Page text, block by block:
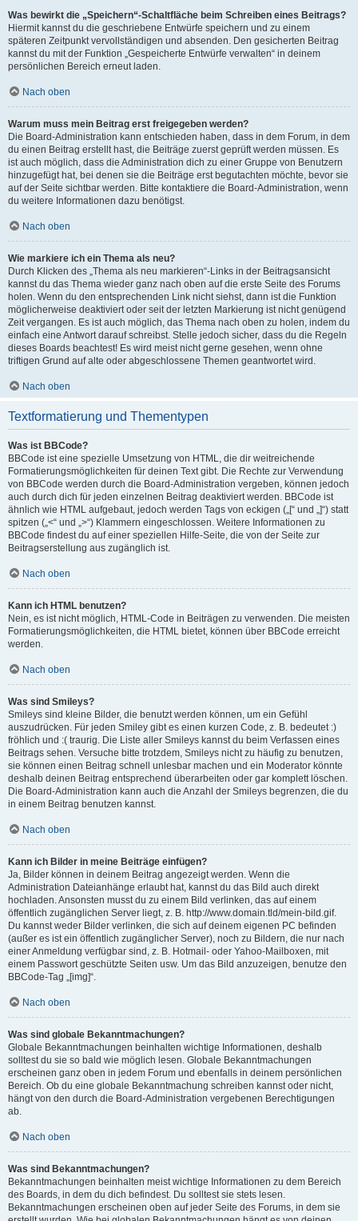
Was bewirkt die „Speichern“-Schaltfläche beim Schreiben eines Beitrags?
Hiermit kannst du die geschriebene Entwürfe speichern und zu einem
späteren Zeitpunkt vervollständigen und absenden. Den gesicherten Beitrag
kannst du mit der Funktion „Gespeicherte Entwürfe verwalten“ in deinem
persönlichen Bereich erneut laden.
Nach oben
Warum muss mein Beitrag erst freigegeben werden?
Die Board-Administration kann entschieden haben, dass in dem Forum, in dem
du einen Beitrag erstellt hast, die Beiträge zuerst geprüft werden müssen. Es
ist auch möglich, dass die Administration dich zu einer Gruppe von Benutzern
hinzugefügt hat, bei denen sie die Beiträge erst begutachten möchte, bevor sie
auf der Seite sichtbar werden. Bitte kontaktiere die Board-Administration, wenn
du weitere Informationen dazu benötigst.
Nach oben
Wie markiere ich ein Thema als neu?
Durch Klicken des „Thema als neu markieren“-Links in der Beitragsansicht
kannst du das Thema wieder ganz nach oben auf die erste Seite des Forums
holen. Wenn du den entsprechenden Link nicht siehst, dann ist die Funktion
möglicherweise deaktiviert oder seit der letzten Markierung ist nicht genügend
Zeit vergangen. Es ist auch möglich, das Thema nach oben zu holen, indem du
einfach eine Antwort darauf schreibst. Stelle jedoch sicher, dass du die Regeln
dieses Boards beachtest! Es wird meist nicht gerne gesehen, wenn ohne
triftigen Grund auf alte oder abgeschlossene Themen geantwortet wird.
Nach oben
Textformatierung und Thementypen
Was ist BBCode?
BBCode ist eine spezielle Umsetzung von HTML, die dir weitreichende
Formatierungsmöglichkeiten für deinen Text gibt. Die Rechte zur Verwendung
von BBCode werden durch die Board-Administration vergeben, können jedoch
auch durch dich für jeden einzelnen Beitrag deaktiviert werden. BBCode ist
ähnlich wie HTML aufgebaut, jedoch werden Tags von eckigen („[“ und „]“) statt
spitzen („<“ und „>“) Klammern eingeschlossen. Weitere Informationen zu
BBCode findest du auf einer speziellen Hilfe-Seite, die von der Seite zur
Beitragserstellung aus zugänglich ist.
Nach oben
Kann ich HTML benutzen?
Nein, es ist nicht möglich, HTML-Code in Beiträgen zu verwenden. Die meisten
Formatierungsmöglichkeiten, die HTML bietet, können über BBCode erreicht
werden.
Nach oben
Was sind Smileys?
Smileys sind kleine Bilder, die benutzt werden können, um ein Gefühl
auszudrücken. Für jeden Smiley gibt es einen kurzen Code, z. B. bedeutet :)
fröhlich und :( traurig. Die Liste aller Smileys kannst du beim Verfassen eines
Beitrags sehen. Versuche bitte trotzdem, Smileys nicht zu häufig zu benutzen,
sie können einen Beitrag schnell unlesbar machen und ein Moderator könnte
deshalb deinen Beitrag entsprechend überarbeiten oder gar komplett löschen.
Die Board-Administration kann auch die Anzahl der Smileys begrenzen, die du
in einem Beitrag benutzen kannst.
Nach oben
Kann ich Bilder in meine Beiträge einfügen?
Ja, Bilder können in deinem Beitrag angezeigt werden. Wenn die
Administration Dateianhänge erlaubt hat, kannst du das Bild auch direkt
hochladen. Ansonsten musst du zu einem Bild verlinken, das auf einem
öffentlich zugänglichen Server liegt, z. B. http://www.domain.tld/mein-bild.gif.
Du kannst weder Bilder verlinken, die sich auf deinem eigenen PC befinden
(außer es ist ein öffentlich zugänglicher Server), noch zu Bildern, die nur nach
einer Anmeldung verfügbar sind, z. B. Hotmail- oder Yahoo-Mailboxen, mit
einem Passwort geschützte Seiten usw. Um das Bild anzuzeigen, benutze den
BBCode-Tag „[img]“.
Nach oben
Was sind globale Bekanntmachungen?
Globale Bekanntmachungen beinhalten wichtige Informationen, deshalb
solltest du sie so bald wie möglich lesen. Globale Bekanntmachungen
erscheinen ganz oben in jedem Forum und ebenfalls in deinem persönlichen
Bereich. Ob du eine globale Bekanntmachung schreiben kannst oder nicht,
hängt von den durch die Board-Administration vergebenen Berechtigungen
ab.
Nach oben
Was sind Bekanntmachungen?
Bekanntmachungen beinhalten meist wichtige Informationen zu dem Bereich
des Boards, in dem du dich befindest. Du solltest sie stets lesen.
Bekanntmachungen erscheinen oben auf jeder Seite des Forums, in dem sie